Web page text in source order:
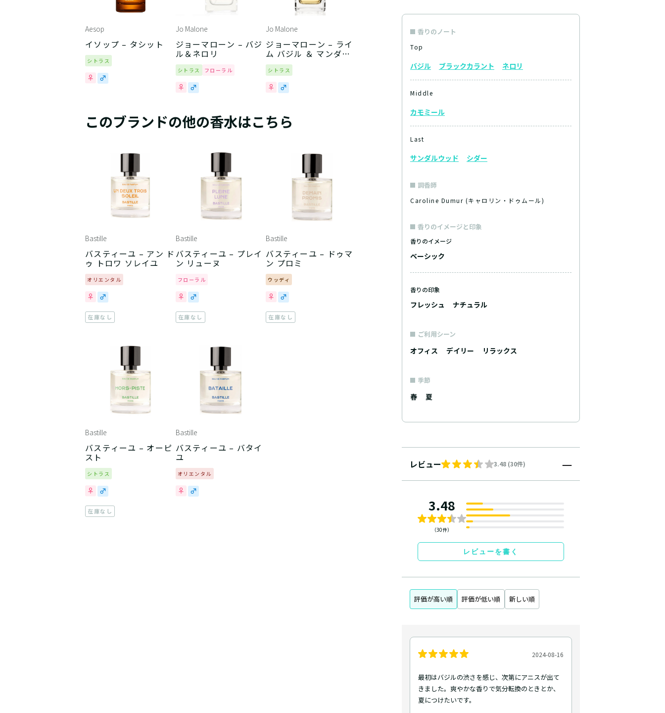
香りのノート
Top
バジル ブラックカラント ネロリ
Middle
カモミール
Last
サンダルウッド シダー
調香師
Caroline Dumur (キャロリン・ドゥムール)
香りのイメージと印象
香りのイメージ
ベーシック
香りの印象
フレッシュ ナチュラル
ご利用シーン
オフィス デイリー リラックス
季節
春 夏
レビュー 3.48 (30件)
3.48
（30件）
レビューを書く
評価が高い順 評価が低い順 新しい順
2024-08-16
最初はバジルの渋さを感じ、次第にアニスが出て
きました。爽やかな香りで気分転換のときとか、
夏につけたいです。
Aesop
イソップ – タシット
シトラス
Jo Malone
ジョーマローン – バジ
ル＆ネロリ
シトラス フローラル
Jo Malone
ジョーマローン – ライ
ム バジル ＆ マンダリ
ン
シトラス
このブランドの他の香水はこちら
Bastille
バスティーユ – アン ド
ゥ トロワ ソレイユ
オリエンタル
在庫なし
Bastille
バスティーユ – プレイ
ン リューヌ
フローラル
在庫なし
Bastille
バスティーユ – ドゥマ
ン プロミ
ウッディ
在庫なし
Bastille
バスティーユ – オーピ
スト
シトラス
在庫なし
Bastille
バスティーユ – バタイ
ユ
オリエンタル